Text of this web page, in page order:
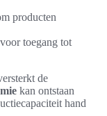
producten
voor toegang tot
de
kan ontstaan
hand